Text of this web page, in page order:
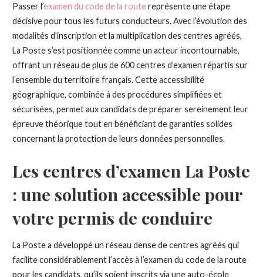
Passer l’examen du code de la routereprésente une étape
décisive pour tous les futurs conducteurs. Avec l’évolution des
modalités d’inscription et la multiplication des centres agréés,
La Poste s’est positionnée comme un acteur incontournable,
offrant un réseau de plus de 600 centres d’examen répartis sur
l’ensemble du territoire français. Cette accessibilité
géographique, combinée à des procédures simplifiées et
sécurisées, permet aux candidats de préparer sereinement leur
épreuve théorique tout en bénéficiant de garanties solides
concernant la protection de leurs données personnelles.
Les centres d’examen La Poste
: une solution accessible pour
votre permis de conduire
La Poste a développé un réseau dense de centres agréés qui
facilite considérablement l’accès à l’examen du code de la route
pour les candidats, qu’ils soient inscrits via une auto-école